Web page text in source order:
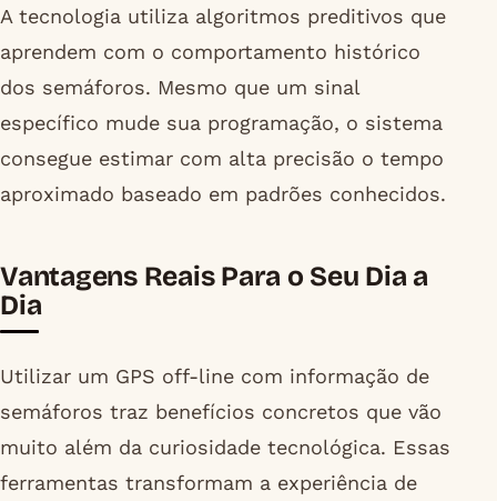
A tecnologia utiliza algoritmos preditivos que
aprendem com o comportamento histórico
dos semáforos. Mesmo que um sinal
específico mude sua programação, o sistema
consegue estimar com alta precisão o tempo
aproximado baseado em padrões conhecidos.
Vantagens Reais Para o Seu Dia a
Dia
Utilizar um GPS off-line com informação de
semáforos traz benefícios concretos que vão
muito além da curiosidade tecnológica. Essas
ferramentas transformam a experiência de